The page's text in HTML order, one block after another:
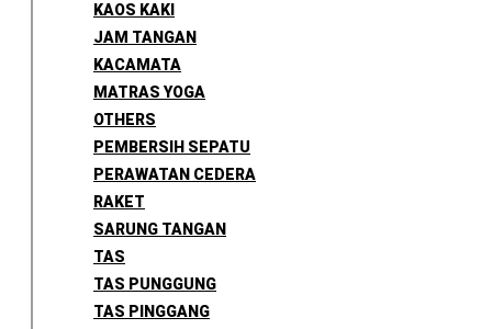
KAOS KAKI
JAM TANGAN
KACAMATA
MATRAS YOGA
OTHERS
PEMBERSIH SEPATU
PERAWATAN CEDERA
RAKET
SARUNG TANGAN
TAS
TAS PUNGGUNG
TAS PINGGANG